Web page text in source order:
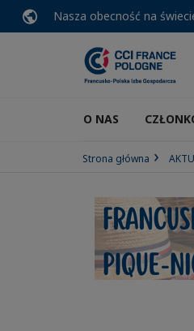
Nasza obecność na
O NAS
Strona główna